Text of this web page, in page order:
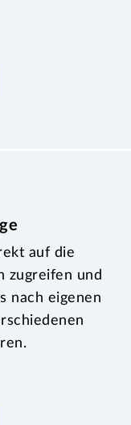
auf die
zugreifen und
nach eigenen